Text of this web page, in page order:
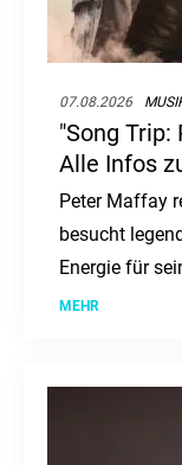
07.08.2026
"Song
Alle Infos
Peter Maffay
besucht
Energie für
MEHR